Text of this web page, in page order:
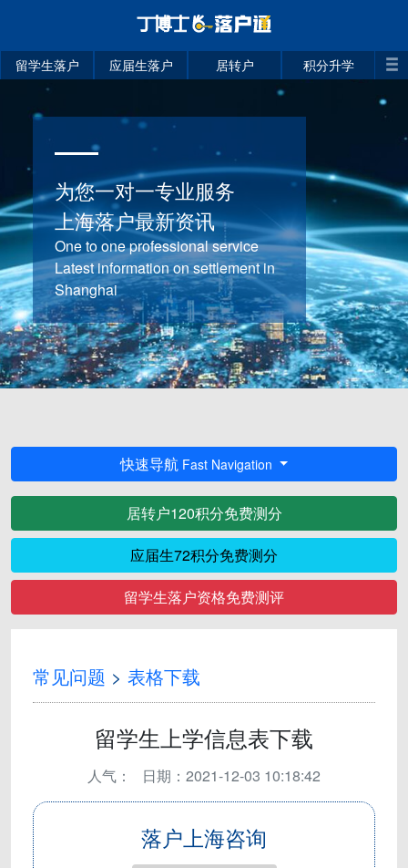
留学生落户 应届生落户 居转户 积分升学
为您一对一专业服务
上海落户最新资讯
One to one professional service
Latest information on settlement in
Shanghai
快速导航 Fast Navigation
居转户120积分免费测分
应届生72积分免费测分
留学生落户资格免费测评
常见问题 > 表格下载
留学生上学信息表下载
人气： 日期：2021-12-03 10:18:42
落户上海咨询